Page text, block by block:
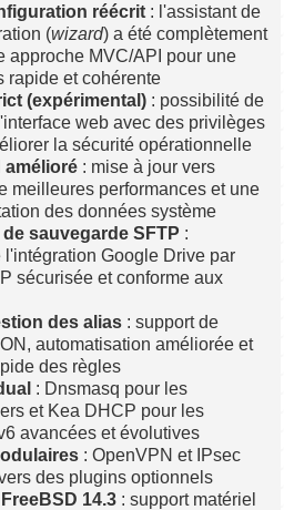
réécrit : l'assistant de
(wizard) a été complètement
approche MVC/API pour une
rapide et cohérente
(expérimental) : possibilité de
web avec des privilèges
la sécurité opérationnelle
amélioré : mise à jour vers
meilleures performances et une
des données système
sauvegarde SFTP :
l'intégration Google Drive par
sécurisée et conforme aux
des alias : support de
automatisation améliorée et
des règles
: Dnsmasq pour les
et Kea DHCP pour les
avancées et évolutives
: OpenVPN et IPsec
des plugins optionnels
14.3 : support matériel